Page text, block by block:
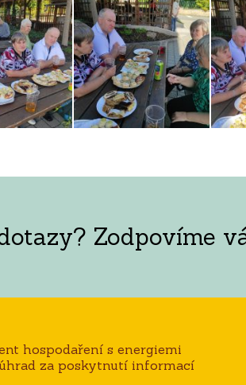
Zodpovíme
hospodaření s energiemi
za poskytnutí informací